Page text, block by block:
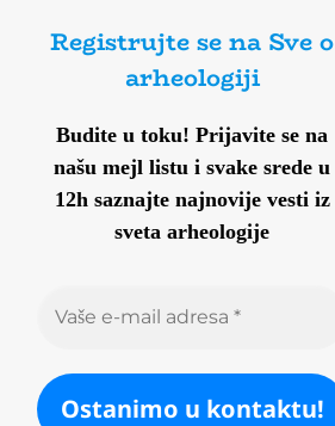
Registrujte se na Sve o
arheologiji
Budite u toku! Prijavite se na
našu mejl listu i svake srede u
12h saznajte najnovije vesti iz
sveta arheologije